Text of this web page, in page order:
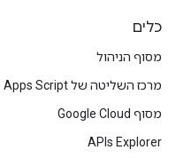
כלים
מסוף הניהול
מרכז השליטה של Apps Script
מסוף Google Cloud
APIs Explorer